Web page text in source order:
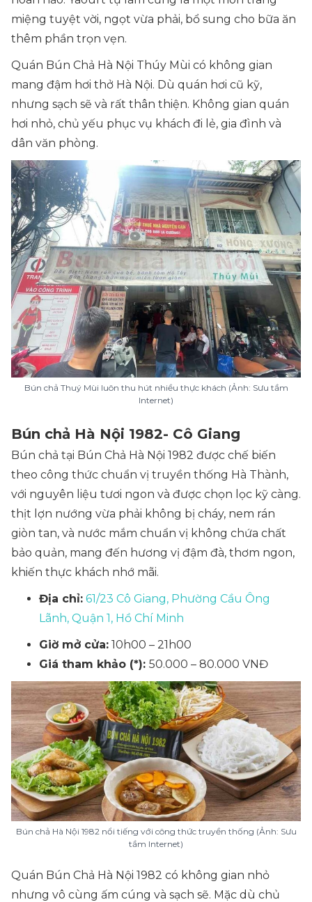
miệng tuyệt vời, ngọt vừa phải, bổ sung cho bữa ăn
thêm phần trọn vẹn.
Quán Bún Chả Hà Nội Thúy Mùi có không gian
mang đậm hơi thở Hà Nội. Dù quán hơi cũ kỹ,
nhưng sạch sẽ và rất thân thiện. Không gian quán
hơi nhỏ, chủ yếu phục vụ khách đi lẻ, gia đình và
dân văn phòng.
Bún chả Thuý Mùi luôn thu hút nhiều thực khách (Ảnh: Sưu tầm
Internet)
Bún chả Hà Nội 1982- Cô Giang
Bún chả tại Bún Chả Hà Nội 1982 được chế biến
theo công thức chuẩn vị truyền thống Hà Thành,
với nguyên liệu tươi ngon và được chọn lọc kỹ càng.
thịt lợn nướng vừa phải không bị cháy, nem rán
giòn tan, và nước mắm chuẩn vị không chứa chất
bảo quản, mang đến hương vị đậm đà, thơm ngon,
khiến thực khách nhớ mãi.
Địa chỉ: 61/23 Cô Giang, Phường Cầu Ông
Lãnh, Quận 1, Hồ Chí Minh
Giờ mở cửa: 10h00 – 21h00
Giá tham khảo (*): 50.000 – 80.000 VNĐ
Bún chả Hà Nội 1982 nổi tiếng với công thức truyền thống (Ảnh: Sưu
tầm Internet)
Quán Bún Chả Hà Nội 1982 có không gian nhỏ
nhưng vô cùng ấm cúng và sạch sẽ. Mặc dù chủ